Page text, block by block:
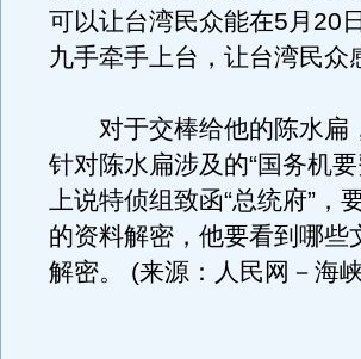
可以让台湾民众能在5月20
九手牵手上台，让台湾民众
对于交棒给他的陈水扁
针对陈水扁涉及的“国务机
上说特侦组致函“总统府”，
的资料解密，他要看到哪
解密。 (来源：人民网－海